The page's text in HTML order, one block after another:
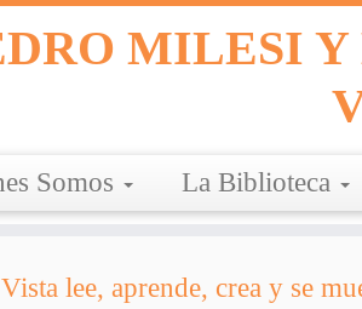
MILESI
Somos La Biblioteca
lee, aprende, crea y se